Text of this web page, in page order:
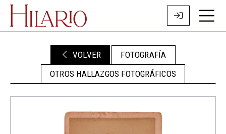
VOLVER
FOTOGRAFÍA
OTROS HALLAZGOS FOTOGRÁFICOS